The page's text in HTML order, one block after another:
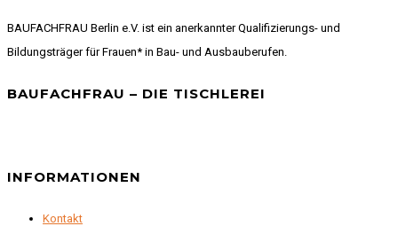
BAUFACHFRAU Berlin e.V. ist ein anerkannter Qualifizierungs- und
Bildungsträger für Frauen* in Bau- und Ausbauberufen.
BAUFACHFRAU – DIE TISCHLEREI
INFORMATIONEN
Kontakt